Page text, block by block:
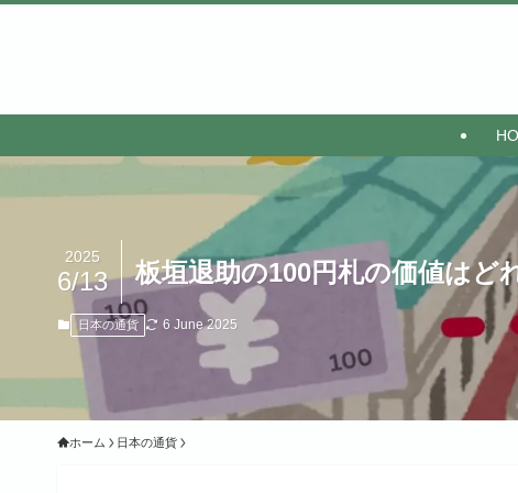
板垣退助の100円札の価値はど
2025
6/13
日本の通貨 6 June 2025
ホーム 日本の通貨